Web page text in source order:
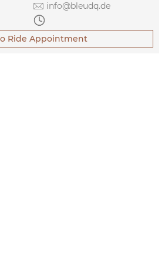
 info@bleudq.de

Ride Appointment